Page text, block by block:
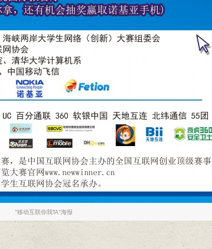
“移动互联你我TA”海报